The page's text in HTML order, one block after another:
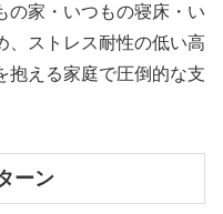
の家・いつもの寝床・い
、ストレス耐性の低い高
抱える家庭で圧倒的な支
ーン